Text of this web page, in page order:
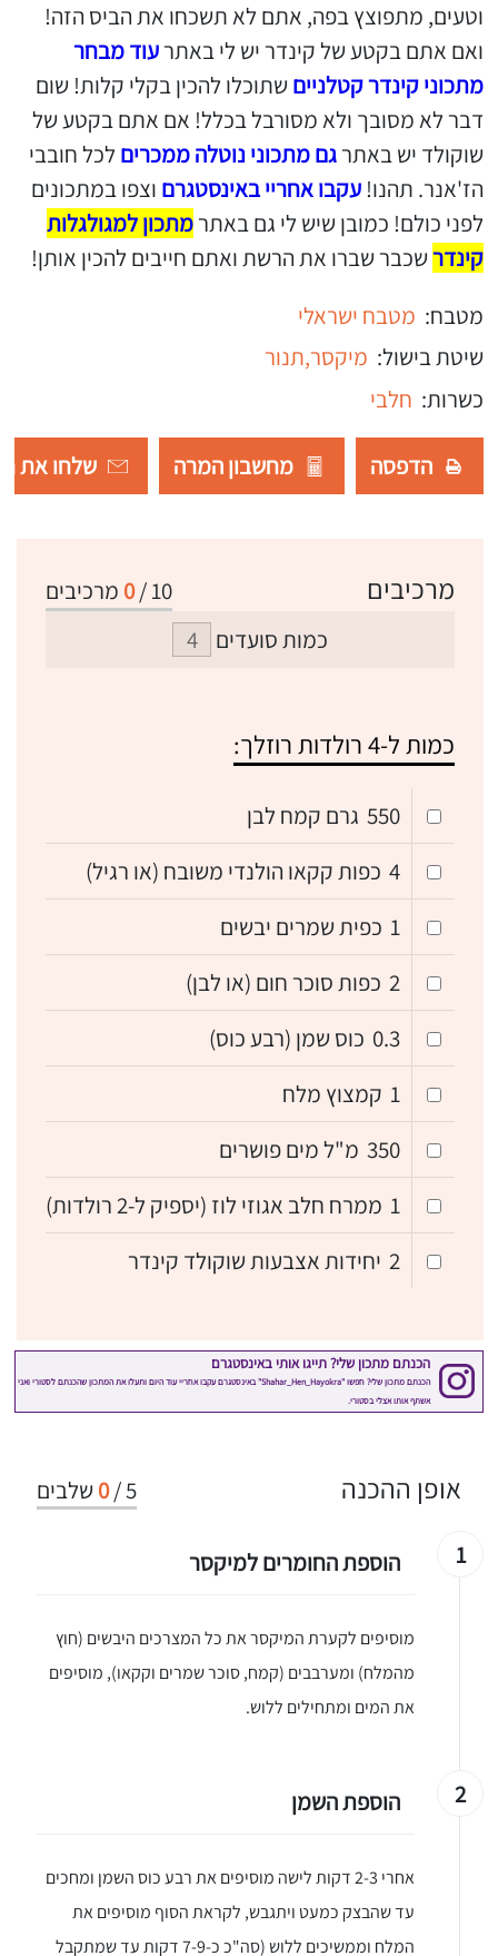
וטעים, מתפוצץ בפה, אתם לא תשכחו את הביס הזה!
ואם אתם בקטע של קינדר יש לי באתרעוד מבחר
מתכוני קינדר קטלניים שתוכלו להכין בקלי קלות! שום
דבר לא מסובך ולא מסורבל בכלל! אם אתם בקטע של
שוקולד יש באתרגם מתכוני נוטלה ממכרים לכל חובבי
הז'אנר. תהנו! עקבו אחריי באינסטגרם וצפו במתכונים
לפני כולם! כמובן שיש לי גם באתרמתכון למגולגלות
קינדרשכבר שברו את הרשת ואתם חייבים להכין אותן!
מטבח: מטבח ישראלי
שיטת בישול: מיקסר,תנור
כשרות: חלבי
הדפסה מחשבון המרה שלחו את
10
/
0 מרכיבים מרכיבים
כמות סועדים
כמות ל-4 רולדות רוזלך:
550 גרם קמח לבן
4 כפות קקאו הולנדי משובח (או רגיל)
1 כפית שמרים יבשים
2 כפות סוכר חום (או לבן)
0.3 כוס שמן (רבע כוס)
1 קמצוץ מלח
350 מ"ל מים פושרים
1 ממרח חלב אגוזי לוז (יספיק ל-2 רולדות)
2 יחידות אצבעות שוקולד קינדר
5
/
0 שלבים אופן ההכנה
1 הוספת החומרים למיקסר
מוסיפים לקערת המיקסר את כל המצרכים היבשים (חוץ
מהמלח) ומערבבים (קמח, סוכר שמרים וקקאו), מוסיפים
את המים ומתחילים ללוש.
2 הוספת השמן
אחרי 2-3 דקות לישה מוסיפים את רבע כוס השמן ומחכים
עד שהבצק כמעט ויתגבש, לקראת הסוף מוסיפים את
המלח וממשיכים ללוש (סה"כ כ-7-9 דקות עד שמתקבל